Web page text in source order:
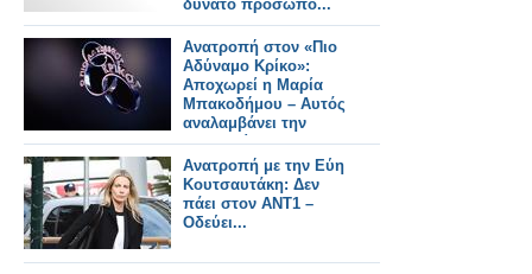
δυνατό πρόσωπο...
Ανατροπή στον «Πιο
Αδύναμο Κρίκο»:
Αποχωρεί η Μαρία
Μπακοδήμου – Αυτός
αναλαμβάνει την
παρουσίαση
Ανατροπή με την Εύη
Κουτσαυτάκη: Δεν
πάει στον ΑΝΤ1 –
Οδεύει...